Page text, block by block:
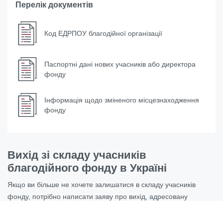
Перелік документів
Код ЕДРПОУ благодійної організації
Паспортні дані нових учасників або директора
фонду
Інформація щодо зміненого місцезнаходження
фонду
Вихід зі складу учасників
благодійного фонду в Україні
Якщо ви більше не хочете залишатися в складу учасників
фонду, потрібно написати заяву про вихід, адресовану